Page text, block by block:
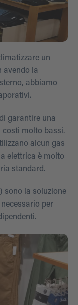
un
avendo la
abbiamo
garantire una
costi molto bassi.
alcun gas
elettrica è molto
standard.
sono la soluzione
per